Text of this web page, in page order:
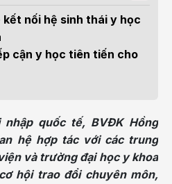
nối hệ sinh thái y học
cận y học tiên tiến cho
nhập quốc tế, BVĐK Hồng
hệ hợp tác với các trung
và trường đại học y khoa
hội trao đổi chuyên môn,